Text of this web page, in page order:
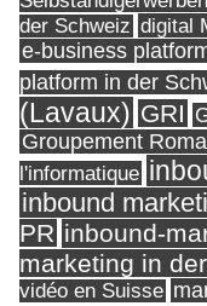
der Schweiz digital
e-business
platform in der
(Lavaux) GRI
Groupement
l'informatique
inbound
PR inbound-
marketing in
vidéo en Suisse